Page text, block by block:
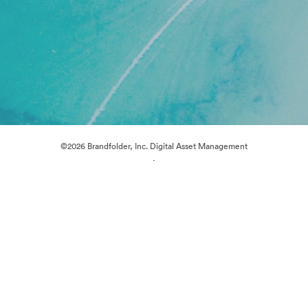
©2026 Brandfolder, Inc. Digital Asset Management
·